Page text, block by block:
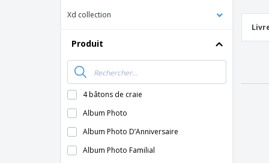
Xd collection
Produit
4 bâtons de craie
Album Photo
Album Photo D’Anniversaire
Album Photo Familial